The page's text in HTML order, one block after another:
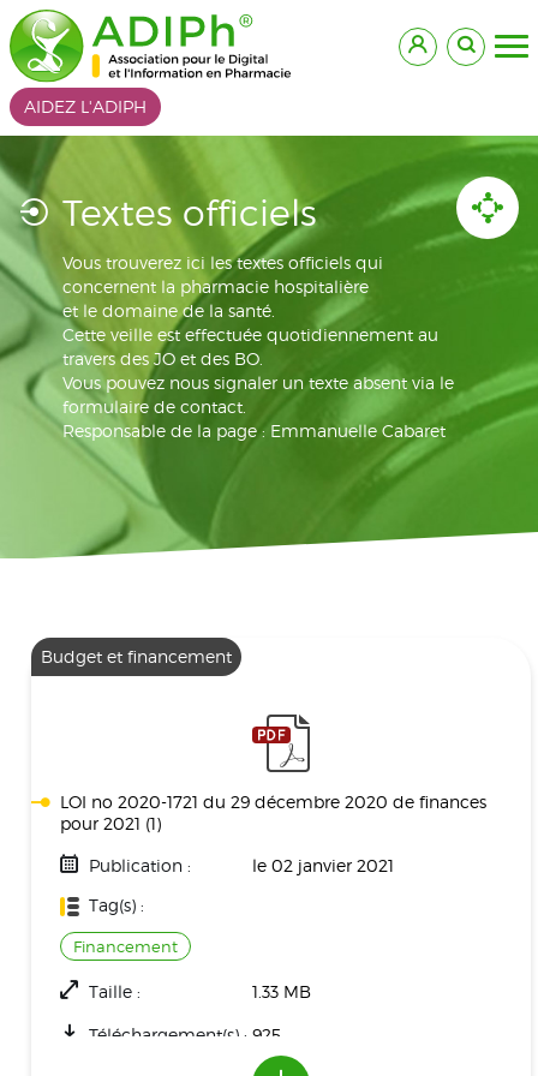
AIDEZ L'ADIPH
Textes officiels
Vous trouverez ici les textes officiels qui
concernent la pharmacie hospitalière
et le domaine de la santé.
Cette veille est effectuée quotidiennement au
travers des JO et des BO.
Vous pouvez nous signaler un texte absent via le
formulaire de contact.
Responsable de la page : Emmanuelle Cabaret
Budget et financement
LOI no 2020-1721 du 29 décembre 2020 de finances
pour 2021 (1)
Publication :
le 02 janvier 2021
Tag(s) :
Financement
Taille : 1.33 MB
Téléchargement(s) : 925